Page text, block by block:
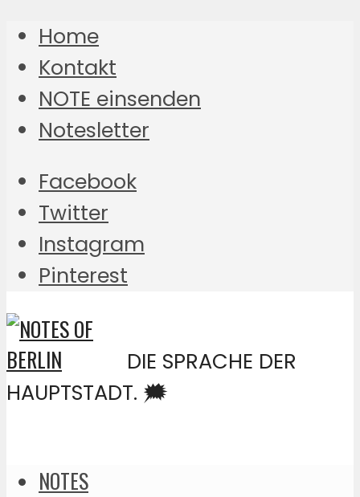
Home
Kontakt
NOTE einsenden
Notesletter
Facebook
Twitter
Instagram
Pinterest
DIE SPRACHE DER
HAUPTSTADT. 🗯️
NOTES